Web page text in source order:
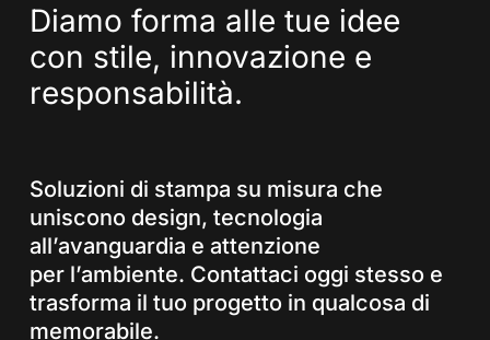
Diamo forma alle tue idee
con stile, innovazione e
responsabilità.
Soluzioni di stampa su misura che
uniscono design, tecnologia
all’avanguardia e attenzione
per l’ambiente. Contattaci oggi stesso e
trasforma il tuo progetto in qualcosa di
memorabile.